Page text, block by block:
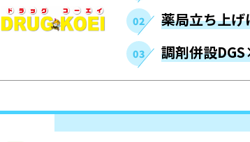
薬局立ち上
調剤併設